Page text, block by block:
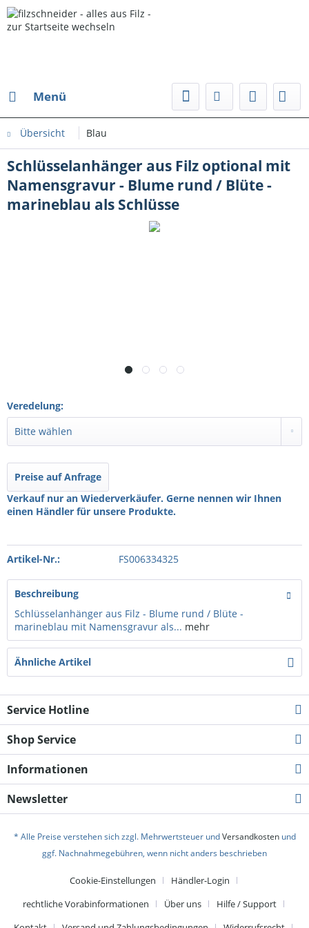
Menü
Übersicht Blau
Schlüsselanhänger aus Filz optional mit
Namensgravur - Blume rund / Blüte -
marineblau als Schlüsse
Veredelung:
Preise auf Anfrage
Verkauf nur an Wiederverkäufer. Gerne nennen wir Ihnen
einen Händler für unsere Produkte.
Artikel-Nr.: FS006334325
Beschreibung
Schlüsselanhänger aus Filz - Blume rund / Blüte -
marineblau mit Namensgravur als... mehr
Ähnliche Artikel
Service Hotline
Shop Service
Informationen
Newsletter
* Alle Preise verstehen sich zzgl. Mehrwertsteuer undVersandkostenund
ggf. Nachnahmegebühren, wenn nicht anders beschrieben
Cookie-Einstellungen
Händler-Login
rechtliche Vorabinformationen
Über uns
Hilfe / Support